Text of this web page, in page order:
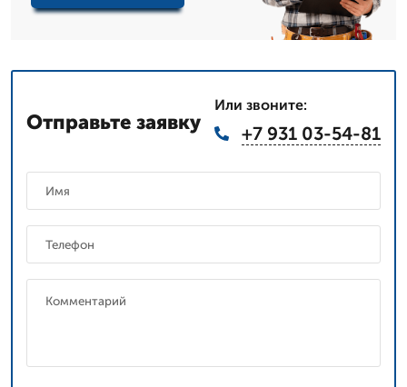
Отправьте заявку
Или звоните:
+7 931 03-54-81